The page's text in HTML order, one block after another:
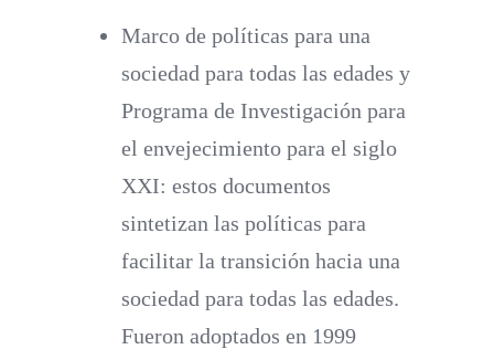
Marco de políticas para una
sociedad para todas las edades y
Programa de Investigación para
el envejecimiento para el siglo
XXI: estos documentos
sintetizan las políticas para
facilitar la transición hacia una
sociedad para todas las edades.
Fueron adoptados en 1999